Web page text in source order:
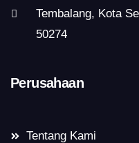
Tembalang, Kota
50274
Perusahaan
Tentang Kami